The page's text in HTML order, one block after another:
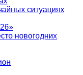
ситуациях
новогодних